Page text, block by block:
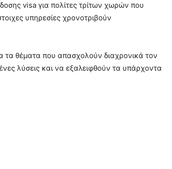
visa για πολίτες τρίτων χωρών που
υπηρεσίες χρονοτριβούν
τα θέματα που απασχολούν διαχρονικά τον
λύσεις και να εξαλειφθούν τα υπάρχοντα